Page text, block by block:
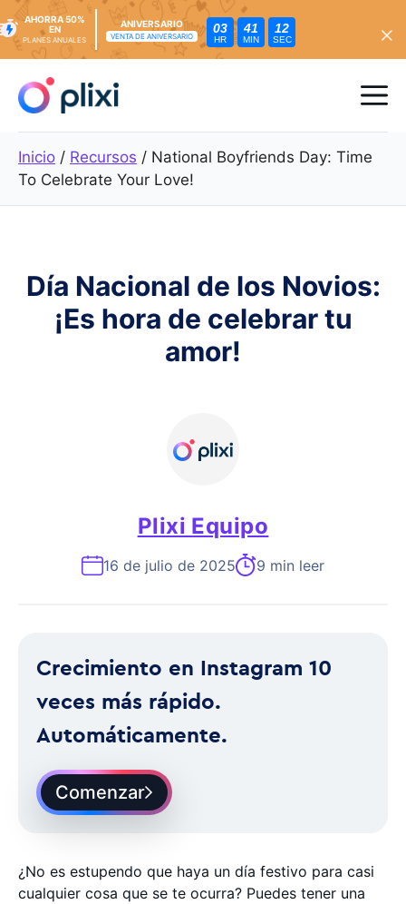
contenido
AHORRA 50%
EN
PLANES ANUALES
ANIVERSARIO
VENTA DE ANIVERSARIO
03
HR
41
MIN
10
SEC
Inicio / Recursos / National Boyfriends Day: Time
To Celebrate Your Love!
Día Nacional de los Novios:
¡Es hora de celebrar tu
amor!
Plixi Equipo
16 de julio de 2025 9 min leer
Crecimiento en Instagram 10
veces más rápido.
Automáticamente.
Comenzar
¿No es estupendo que haya un día festivo para casi
cualquier cosa que se te ocurra? Puedes tener una